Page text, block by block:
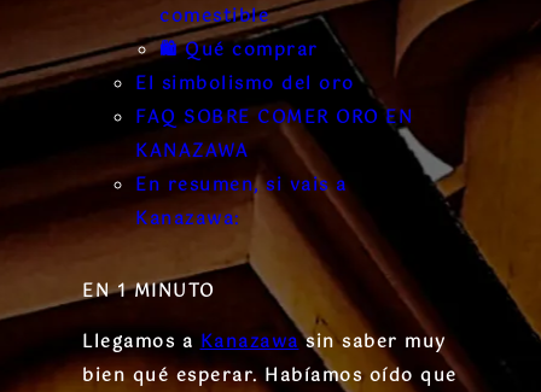
comestible
🛍️ Qué comprar
El simbolismo del oro
FAQ SOBRE COMER ORO EN
KANAZAWA
En resumen, si vais a
Kanazawa:
EN 1 MINUTO
Llegamos aKanazawasin saber muy
bien qué esperar. Habíamos oído que